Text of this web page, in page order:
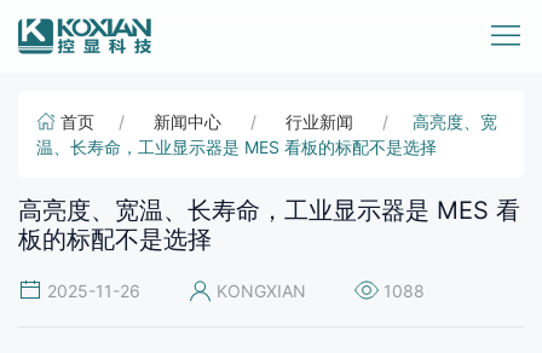
首页 新闻中心 行业新闻
高亮度、宽
温、长寿命，工业显示器是 MES 看板的标配不是选择
高亮度、宽温、长寿命，工业显示器是 MES 看
板的标配不是选择
2025-11-26 KONGXIAN 1088